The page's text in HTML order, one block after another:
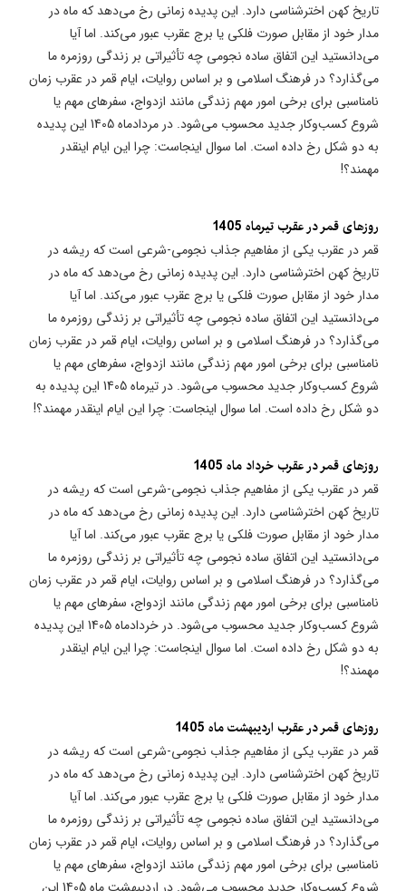
تاریخ کهن اخترشناسی دارد. این پدیده زمانی رخ می‌دهد که ماه در
مدار خود از مقابل صورت فلکی یا برج عقرب عبور می‌کند. اما آیا
می‌دانستید این اتفاق ساده نجومی چه تأثیراتی بر زندگی روزمره ما
می‌گذارد؟ در فرهنگ اسلامی و بر اساس روایات، ایام قمر در عقرب زمان
نامناسبی برای برخی امور مهم زندگی مانند ازدواج، سفرهای مهم یا
شروع کسب‌وکار جدید محسوب می‌شود. در مردادماه 1405 این پدیده
به دو شکل رخ داده است. اما سوال اینجاست: چرا این ایام اینقدر
مهمند؟!
روزهای قمر در عقرب تیرماه 1405
قمر در عقرب یکی از مفاهیم جذاب نجومی-شرعی است که ریشه در
تاریخ کهن اخترشناسی دارد. این پدیده زمانی رخ می‌دهد که ماه در
مدار خود از مقابل صورت فلکی یا برج عقرب عبور می‌کند. اما آیا
می‌دانستید این اتفاق ساده نجومی چه تأثیراتی بر زندگی روزمره ما
می‌گذارد؟ در فرهنگ اسلامی و بر اساس روایات، ایام قمر در عقرب زمان
نامناسبی برای برخی امور مهم زندگی مانند ازدواج، سفرهای مهم یا
شروع کسب‌وکار جدید محسوب می‌شود. در تیرماه 1405 این پدیده به
دو شکل رخ داده است. اما سوال اینجاست: چرا این ایام اینقدر مهمند؟!
روزهای قمر در عقرب خرداد ماه 1405
قمر در عقرب یکی از مفاهیم جذاب نجومی-شرعی است که ریشه در
تاریخ کهن اخترشناسی دارد. این پدیده زمانی رخ می‌دهد که ماه در
مدار خود از مقابل صورت فلکی یا برج عقرب عبور می‌کند. اما آیا
می‌دانستید این اتفاق ساده نجومی چه تأثیراتی بر زندگی روزمره ما
می‌گذارد؟ در فرهنگ اسلامی و بر اساس روایات، ایام قمر در عقرب زمان
نامناسبی برای برخی امور مهم زندگی مانند ازدواج، سفرهای مهم یا
شروع کسب‌وکار جدید محسوب می‌شود. در خردادماه 1405 این پدیده
به دو شکل رخ داده است. اما سوال اینجاست: چرا این ایام اینقدر
مهمند؟!
روزهای قمر در عقرب اردیبهشت ماه 1405
قمر در عقرب یکی از مفاهیم جذاب نجومی-شرعی است که ریشه در
تاریخ کهن اخترشناسی دارد. این پدیده زمانی رخ می‌دهد که ماه در
مدار خود از مقابل صورت فلکی یا برج عقرب عبور می‌کند. اما آیا
می‌دانستید این اتفاق ساده نجومی چه تأثیراتی بر زندگی روزمره ما
می‌گذارد؟ در فرهنگ اسلامی و بر اساس روایات، ایام قمر در عقرب زمان
نامناسبی برای برخی امور مهم زندگی مانند ازدواج، سفرهای مهم یا